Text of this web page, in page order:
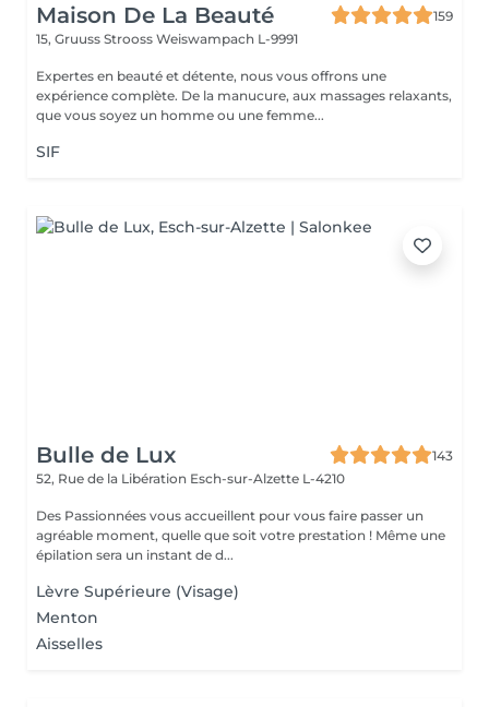
Maison De La Beauté
159
15, Gruuss Strooss Weiswampach L-9991
Expertes en beauté et détente, nous vous offrons une
expérience complète. De la manucure, aux massages relaxants,
que vous soyez un homme ou une femme...
SIF
Bulle de Lux
143
52, Rue de la Libération Esch-sur-Alzette L-4210
Des Passionnées vous accueillent pour vous faire passer un
agréable moment, quelle que soit votre prestation ! Même une
épilation sera un instant de d...
Lèvre Supérieure (Visage)
Menton
Aisselles